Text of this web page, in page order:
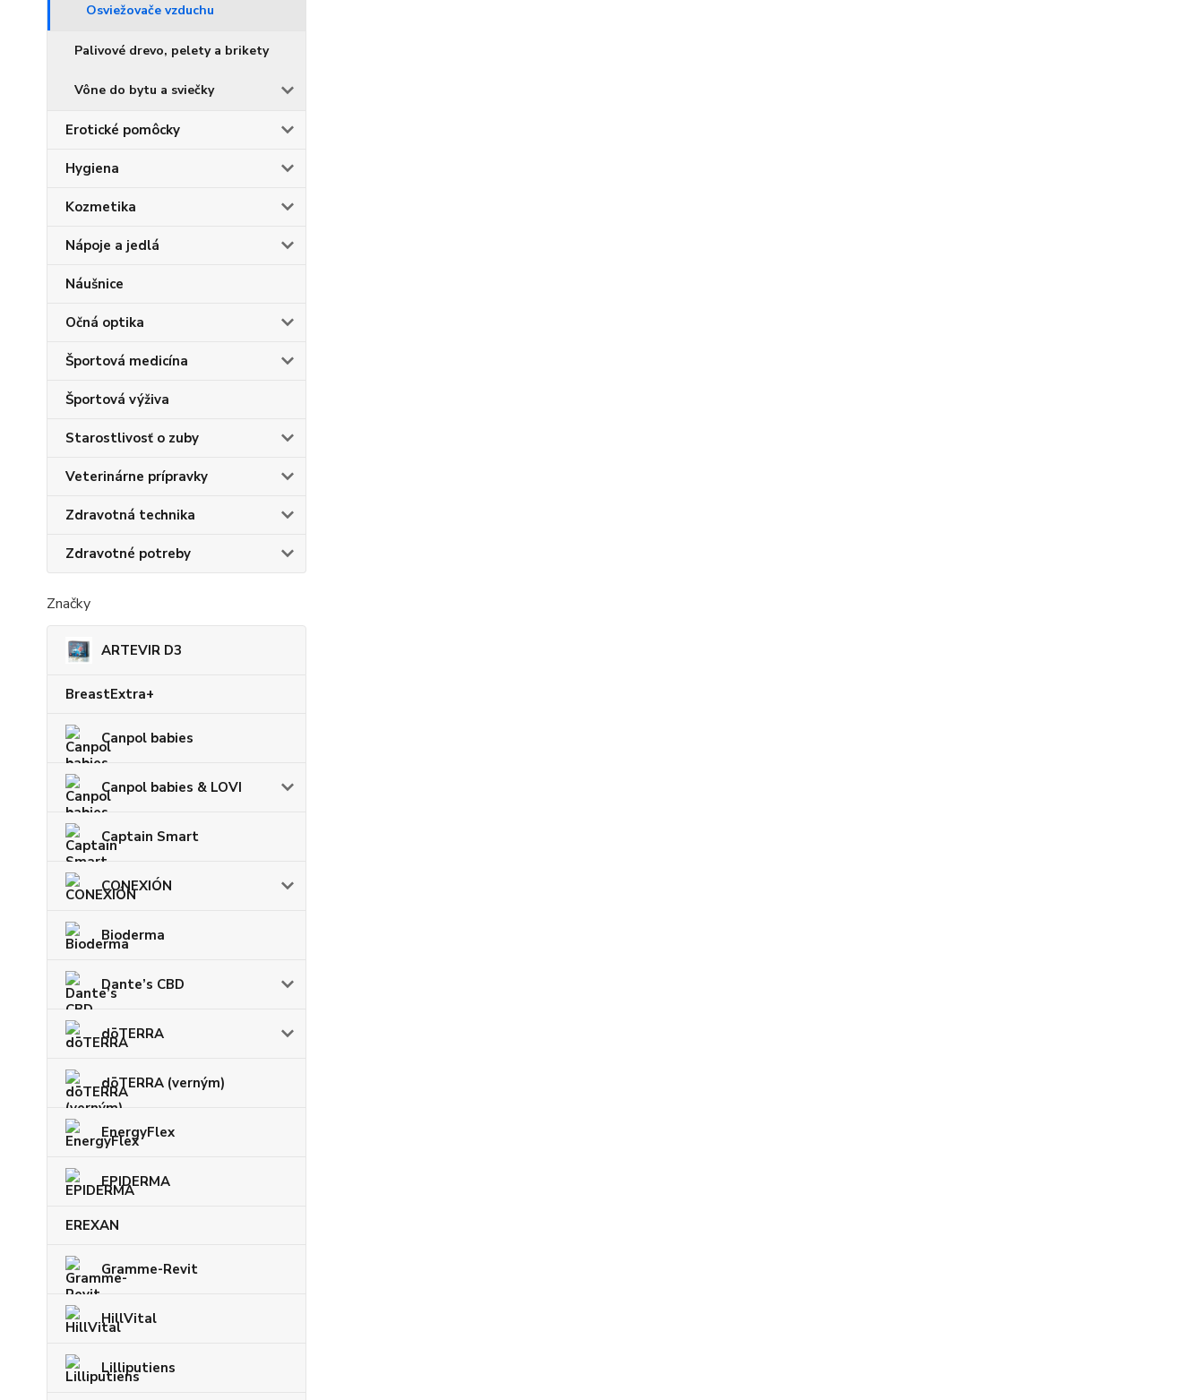
Osviežovače vzduchu
Palivové drevo, pelety a brikety
Vône do bytu a sviečky
Erotické pomôcky
Hygiena
Kozmetika
Nápoje a jedlá
Náušnice
Očná optika
Športová medicína
Športová výživa
Starostlivosť o zuby
Veterinárne prípravky
Zdravotná technika
Zdravotné potreby
Značky
ARTEVIR D3
BreastExtra+
Canpol babies
Canpol babies & LOVI
Captain Smart
CONEXIÓN
Bioderma
Dante’s CBD
dōTERRA
dōTERRA (verným)
EnergyFlex
EPIDERMA
EREXAN
Gramme-Revit
HillVital
Lilliputiens